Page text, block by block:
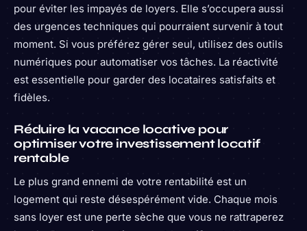
pour éviter les impayés de loyers. Elle s’occupera aussi
des urgences techniques qui pourraient survenir à tout
moment. Si vous préférez gérer seul, utilisez des outils
numériques pour automatiser vos tâches. La réactivité
est essentielle pour garder des locataires satisfaits et
fidèles.
Réduire la vacance locative pour
optimiser votre investissement locatif
rentable
Le plus grand ennemi de votre rentabilité est un
logement qui reste désespérément vide. Chaque mois
sans loyer est une perte sèche que vous ne rattraperez